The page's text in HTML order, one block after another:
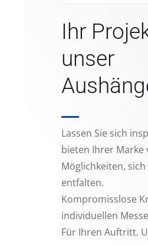
Ihr
unser
Lassen Sie sich
bieten Ihrer Marke
Möglichkeiten, sich
entfalten.
Kompromisslose
individuellen
Für Ihren Auftritt.